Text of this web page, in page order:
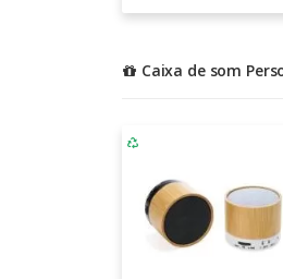
Caixa de som